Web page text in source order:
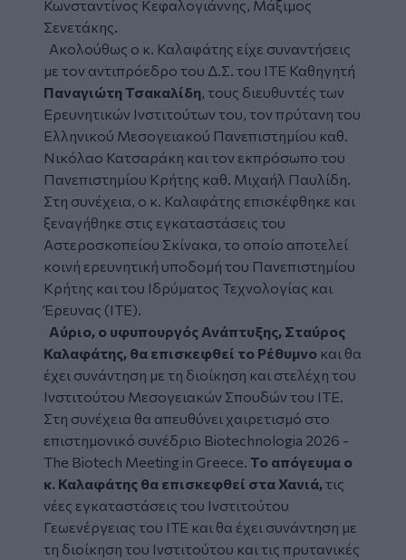
Κωνσταντίνος Κεφαλογιάννης, Μάξιμος
Σενετάκης.
Ακολούθως ο κ. Καλαφάτης είχε συναντήσεις
με τον αντιπρόεδρο του Δ.Σ. του ΙΤΕ Καθηγητή
Παναγιώτη Τσακαλίδη, τους διευθυντές των
Ερευνητικών Ινστιτούτων του, τον πρύτανη του
Ελληνικού Μεσογειακού Πανεπιστημίου καθ.
Νικόλαο Κατσαράκη και τον εκπρόσωπο του
Πανεπιστημίου Κρήτης καθ. Μιχαήλ Παυλίδη.
Στη συνέχεια, ο κ. Καλαφάτης επισκέφθηκε και
ξεναγήθηκε στις εγκαταστάσεις του
Αστεροσκοπείου Σκίνακα, το οποίο αποτελεί
κοινή ερευνητική υποδομή του Πανεπιστημίου
Κρήτης και του Ιδρύματος Τεχνολογίας και
Έρευνας (ΙΤΕ).
Αύριο, ο υφυπουργός Ανάπτυξης, Σταύρος
Καλαφάτης, θα επισκεφθεί το Ρέθυμνο και θα
έχει συνάντηση με τη διοίκηση και στελέχη του
Ινστιτούτου Μεσογειακών Σπουδών του ΙΤΕ.
Στη συνέχεια θα απευθύνει χαιρετισμό στο
επιστημονικό συνέδριο Biotechnologia 2026 -
The Biotech Meeting in Greece. Το απόγευμα ο
κ. Καλαφάτης θα επισκεφθεί στα Χανιά,τις
νέες εγκαταστάσεις του Ινστιτούτου
Γεωενέργειας του ΙΤΕ και θα έχει συνάντηση με
τη διοίκηση του Ινστιτούτου και τις πρυτανικές